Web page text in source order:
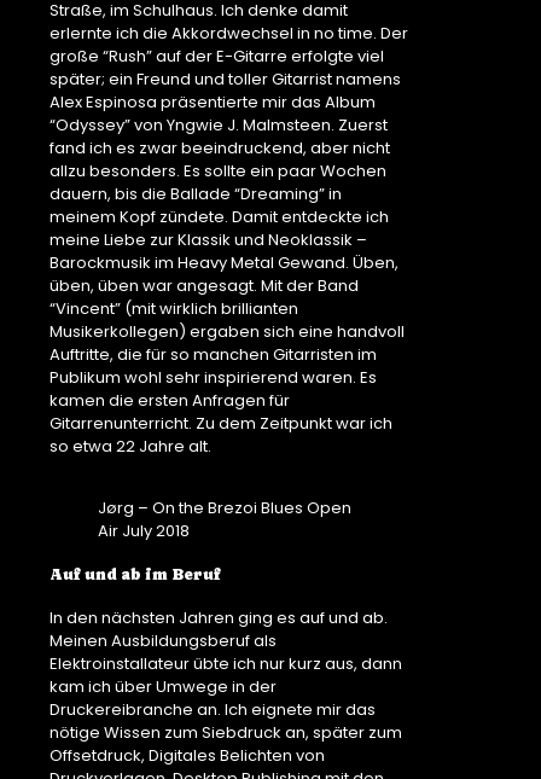
Straße, im Schulhaus. Ich denke damit
erlernte ich die Akkordwechsel in no time. Der
große “Rush” auf der E-Gitarre erfolgte viel
später; ein Freund und toller Gitarrist namens
Alex Espinosa präsentierte mir das Album
“Odyssey” von Yngwie J. Malmsteen. Zuerst
fand ich es zwar beeindruckend, aber nicht
allzu besonders. Es sollte ein paar Wochen
dauern, bis die Ballade “Dreaming” in
meinem Kopf zündete. Damit entdeckte ich
meine Liebe zur Klassik und Neoklassik –
Barockmusik im Heavy Metal Gewand. Üben,
üben, üben war angesagt. Mit der Band
“Vincent” (mit wirklich brillianten
Musikerkollegen) ergaben sich eine handvoll
Auftritte, die für so manchen Gitarristen im
Publikum wohl sehr inspirierend waren. Es
kamen die ersten Anfragen für
Gitarrenunterricht. Zu dem Zeitpunkt war ich
so etwa 22 Jahre alt.
Jørg – On the Brezoi Blues Open
Air July 2018
Auf und ab im Beruf
In den nächsten Jahren ging es auf und ab.
Meinen Ausbildungsberuf als
Elektroinstallateur übte ich nur kurz aus, dann
kam ich über Umwege in der
Druckereibranche an. Ich eignete mir das
nötige Wissen zum Siebdruck an, später zum
Offsetdruck, Digitales Belichten von